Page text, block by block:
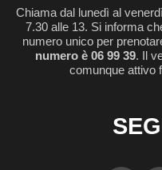
Chiama dal lunedì al
7.30 alle 13. Si informa
numero unico per
numero è 06 99 39. Il
comunque attivo